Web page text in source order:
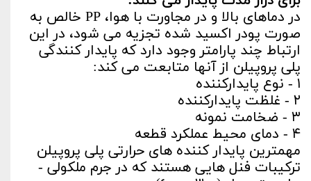
در دماهای بالا و در مجاورت با هوا، PP خالص به
صورت پودر اکسید شده تجزیه می­ شود، در این
ارتباط چند پارامتر وجود دارد که پایدار کنندگی
پلی­ پروپیلن از آن­ها متابعت می­ کند:
۱ - نوع پایدارکننده
۲ - غلظت پایدارکننده
۳ - ضخامت نمونه
۴ - دمای محیط عملکرد قطعه
مهمترین پایدار کننده­ های حرارتی پلی ­پروپیلن
ترکیبات فنل ­هایی هستند که در جرم ملکولی ­